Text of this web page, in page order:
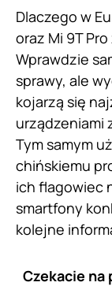
Dlaczego w
oraz Mi 9T
Wprawdzie
sprawy, ale
kojarzą się
urządzeniami
Tym samym
chińskiemu
ich flagowiec
smartfony
kolejne
Czekacie na